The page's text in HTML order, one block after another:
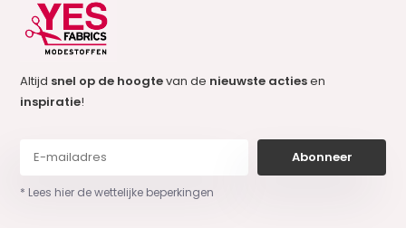
Altijd snel op de hoogtevan de nieuwste actiesen
inspiratie!
Abonneer
* Lees hier de wettelijke beperkingen